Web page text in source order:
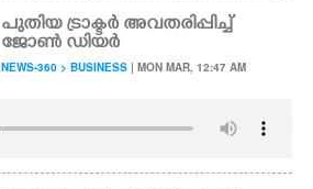
പുതിയ ട്രാക്ടർ അവതരിപ്പിച്ച്
ജോൺ ഡിയർ
NEWS-360 > BUSINESS | MON MAR, 12:47 AM